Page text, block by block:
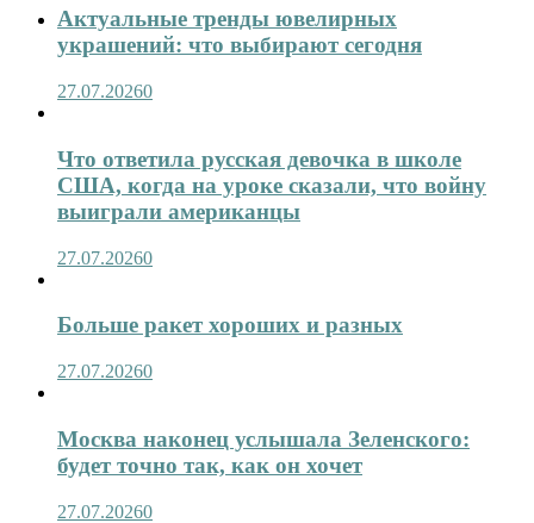
Актуальные тренды ювелирных
украшений: что выбирают сегодня
27.07.20260
Что ответила русская девочка в школе
США, когда на уроке сказали, что войну
выиграли американцы
27.07.20260
Больше ракет хороших и разных
27.07.20260
Москва наконец услышала Зеленского:
будет точно так, как он хочет
27.07.20260